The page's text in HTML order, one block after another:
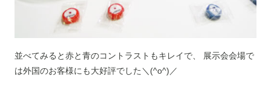
並べてみると赤と青のコントラストもキレイで、 展示会会場で
は外国のお客様にも大好評でした＼(^o^)／